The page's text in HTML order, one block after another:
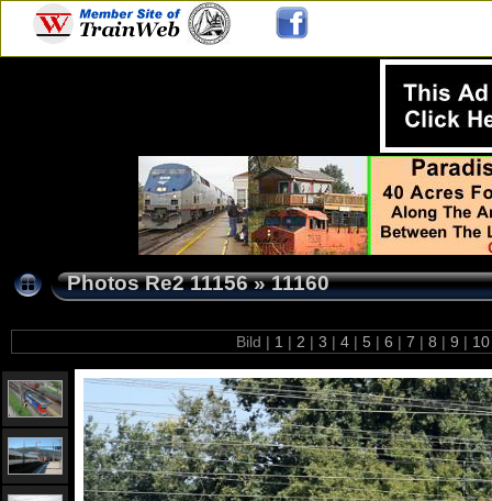
Photos Re2 11156»11160
Bild | 1 | 2 | 3 | 4 | 5 | 6 | 7 | 8 | 9 |